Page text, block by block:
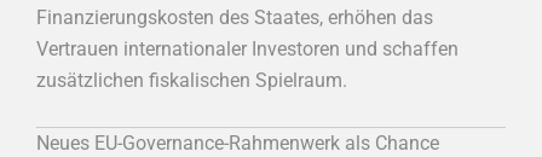
Finanzierungskosten des Staates, erhöhen das
Vertrauen internationaler Investoren und schaffen
zusätzlichen fiskalischen Spielraum.
Neues EU-Governance-Rahmenwerk als Chance